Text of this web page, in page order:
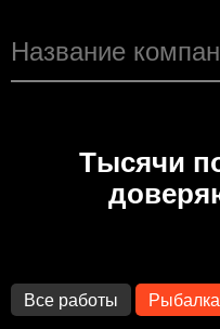
Тысячи
Все работы Рыбалка